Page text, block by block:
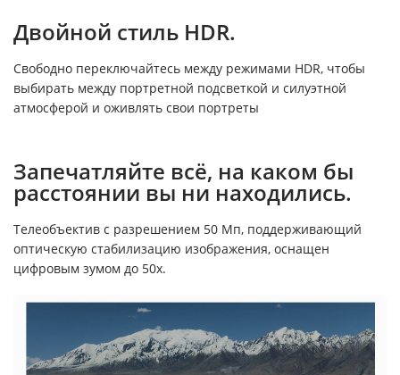
Двойной стиль HDR.
Свободно переключайтесь между режимами HDR, чтобы
выбирать между портретной подсветкой и силуэтной
атмосферой и оживлять свои портреты
Запечатляйте всё, на каком бы
расстоянии вы ни находились.
Телеобъектив с разрешением 50 Мп, поддерживающий
оптическую стабилизацию изображения, оснащен
цифровым зумом до 50x.